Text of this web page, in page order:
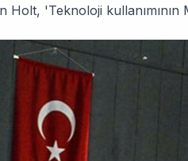
Holt, 'Teknoloji